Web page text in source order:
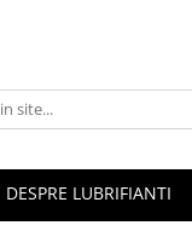
DESPRE LUBRIFIANTI